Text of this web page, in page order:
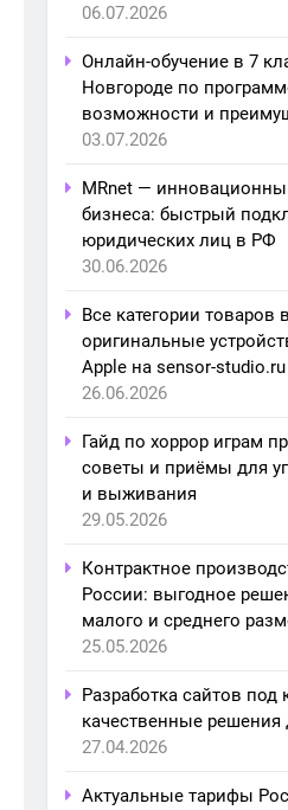
06.07.2026
Онлайн-обучение в 7
Новгороде по
возможности и
03.07.2026
MRnet —
бизнеса: быстрый
юридических лиц в РФ
30.06.2026
Все категории товаров
оригинальные
Apple на sensor-studio.ru
26.06.2026
Гайд по хоррор играм
советы и приёмы для
и выживания
29.05.2026
Контрактное
России: выгодное
малого и среднего
25.05.2026
Разработка сайтов
качественные решения
27.04.2026
Актуальные тарифы